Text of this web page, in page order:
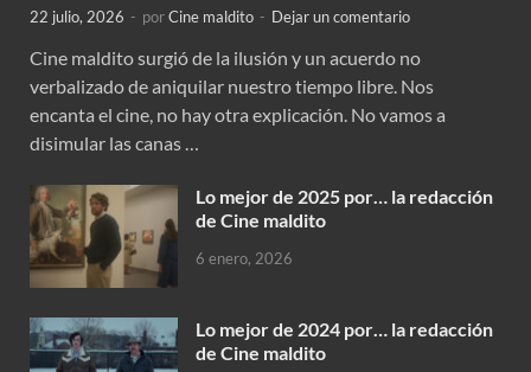
22 julio, 2026 - porCine maldito - Dejar un comentario
Cine maldito surgió de la ilusión y un acuerdo no
verbalizado de aniquilar nuestro tiempo libre. Nos
encanta el cine, no hay otra explicación. No vamos a
disimular las canas …
Lo mejor de 2025 por… la redacción
de Cine maldito
6 enero, 2026
Lo mejor de 2024 por… la redacción
de Cine maldito